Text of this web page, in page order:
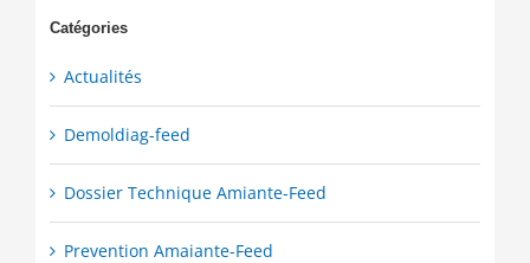
Catégories
Actualités
Demoldiag-feed
Dossier Technique Amiante-Feed
Prevention Amaiante-Feed